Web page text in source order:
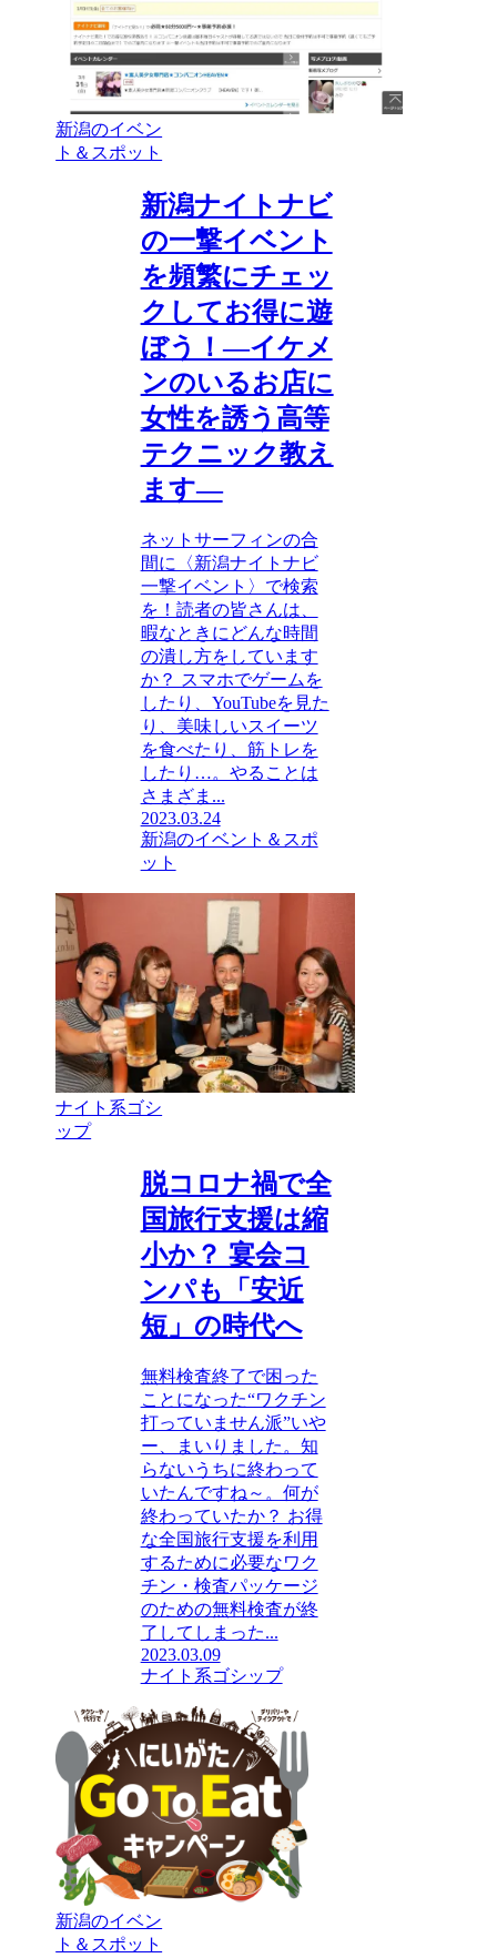
新潟のイベン
ト＆スポット
新潟ナイトナビ
の一撃イベント
を頻繁にチェッ
クしてお得に遊
ぼう！―イケメ
ンのいるお店に
女性を誘う高等
テクニック教え
ます―
ネットサーフィンの合
間に〈新潟ナイトナビ
一撃イベント〉で検索
を！読者の皆さんは、
暇なときにどんな時間
の潰し方をしています
か？ スマホでゲームを
したり、YouTubeを見た
り、美味しいスイーツ
を食べたり、筋トレを
したり…。やることは
さまざま...
2023.03.24
新潟のイベント＆スポ
ット
ナイト系ゴシ
ップ
脱コロナ禍で全
国旅行支援は縮
小か？ 宴会コ
ンパも「安近
短」の時代へ
無料検査終了で困った
ことになった“ワクチン
打っていません派”いや
ー、まいりました。知
らないうちに終わって
いたんですね～。何が
終わっていたか？ お得
な全国旅行支援を利用
するために必要なワク
チン・検査パッケージ
のための無料検査が終
了してしまった...
2023.03.09
ナイト系ゴシップ
新潟のイベン
ト＆スポット